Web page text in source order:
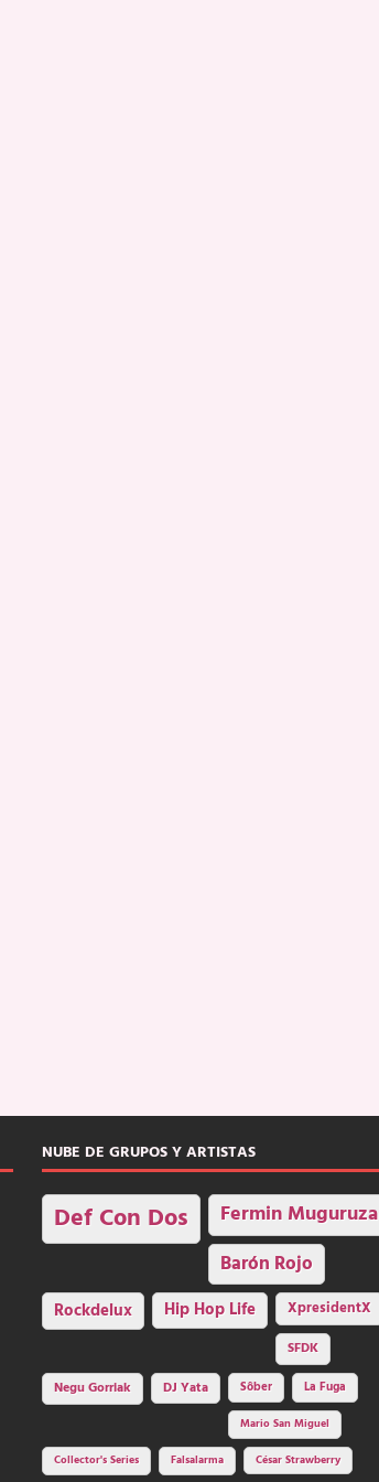
NUBE DE GRUPOS Y ARTISTAS
Def Con Dos Fermin Muguruza
Barón Rojo
Rockdelux Hip Hop Life
XpresidentX
SFDK
Negu Gorriak
DJ Yata Sôber
La Fuga
Mario San Miguel
Collector's Series
Falsalarma César Strawberry